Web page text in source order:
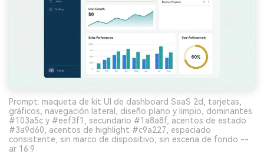
Prompt: maqueta de kit UI de dashboard SaaS 2d, tarjetas,
gráficos, navegación lateral, diseño plano y limpio, dominantes
#103a5c y #eef3f1, secundario #1a8a8f, acentos de estado
#3a9d60, acentos de highlight #c9a227, espaciado
consistente, sin marco de dispositivo, sin escena de fondo --
ar 16:9